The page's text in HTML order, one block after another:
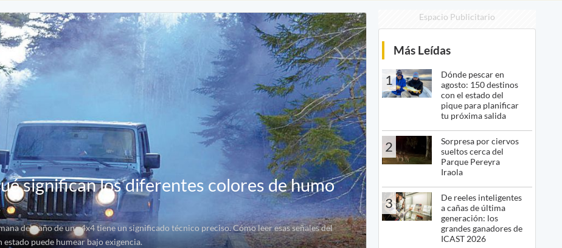
significan los diferentes colores de humo
del caño de una 4x4 tiene un significado técnico preciso. Cómo leer esas señales del
puede humear bajo exigencia.
Espacio Publicitario
Más Leídas
1
Dónde pescar en
agosto: 150 destinos
con el estado del
pique para planificar
tu próxima salida
2
Sorpresa por ciervos
sueltos cerca del
Parque Pereyra
Iraola
3
De reeles inteligentes
a cañas de última
generación: los
grandes ganadores de
ICAST 2026